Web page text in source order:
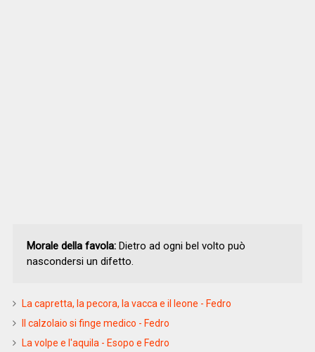
Morale della favola:Dietro ad ogni bel volto può
nascondersi un difetto.
La capretta, la pecora, la vacca e il leone - Fedro
Il calzolaio si finge medico - Fedro
La volpe e l'aquila - Esopo e Fedro